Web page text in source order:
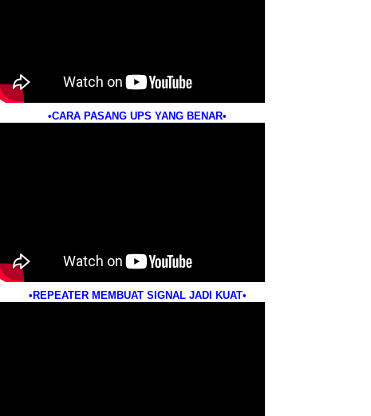
•CARA PASANG UPS YANG BENAR•
•REPEATER MEMBUAT SIGNAL JADI KUAT•